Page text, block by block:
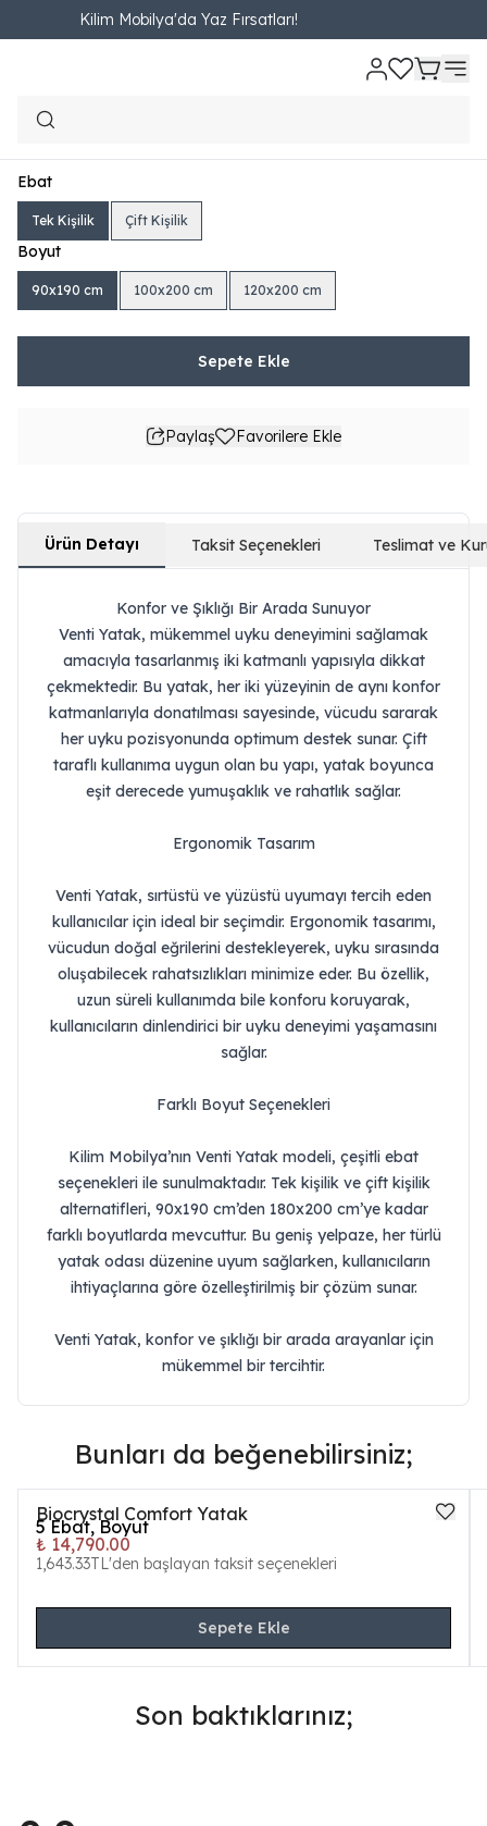
Kilim Mobilya'da Yaz Fırsatları!
Ana Sayfa YATAK VE BAZALAR Yatak
₺ 6,290.00
Ebat
Tek Kişilik Çift Kişilik
Boyut
90x190 cm 100x200 cm 120x200 cm
Sepete Ekle
Paylaş Favorilere Ekle
Ürün Detayı Taksit Seçenekleri Teslimat ve
Konfor ve Şıklığı Bir Arada Sunuyor
Venti Yatak, mükemmel uyku deneyimini sağlamak
amacıyla tasarlanmış iki katmanlı yapısıyla dikkat
çekmektedir. Bu yatak, her iki yüzeyinin de aynı konfor
katmanlarıyla donatılması sayesinde, vücudu sararak
her uyku pozisyonunda optimum destek sunar. Çift
taraflı kullanıma uygun olan bu yapı, yatak boyunca
eşit derecede yumuşaklık ve rahatlık sağlar.
Ergonomik Tasarım
Venti Yatak, sırtüstü ve yüzüstü uyumayı tercih eden
kullanıcılar için ideal bir seçimdir. Ergonomik tasarımı,
vücudun doğal eğrilerini destekleyerek, uyku sırasında
oluşabilecek rahatsızlıkları minimize eder. Bu özellik,
uzun süreli kullanımda bile konforu koruyarak,
kullanıcıların dinlendirici bir uyku deneyimi yaşamasını
sağlar.
Farklı Boyut Seçenekleri
Kilim Mobilya’nın Venti Yatak modeli, çeşitli ebat
seçenekleri ile sunulmaktadır. Tek kişilik ve çift kişilik
alternatifleri, 90x190 cm’den 180x200 cm’ye kadar
farklı boyutlarda mevcuttur. Bu geniş yelpaze, her türlü
yatak odası düzenine uyum sağlarken, kullanıcıların
ihtiyaçlarına göre özelleştirilmiş bir çözüm sunar.
Venti Yatak, konfor ve şıklığı bir arada arayanlar için
mükemmel bir tercihtir.
Bunları da beğenebilirsiniz;
Biocrystal Comfort Yatak
5 Ebat, Boyut
₺ 14,790.00
1,643.33TL'den başlayan taksit seçenekleri
Sepete Ekle
Son baktıklarınız;